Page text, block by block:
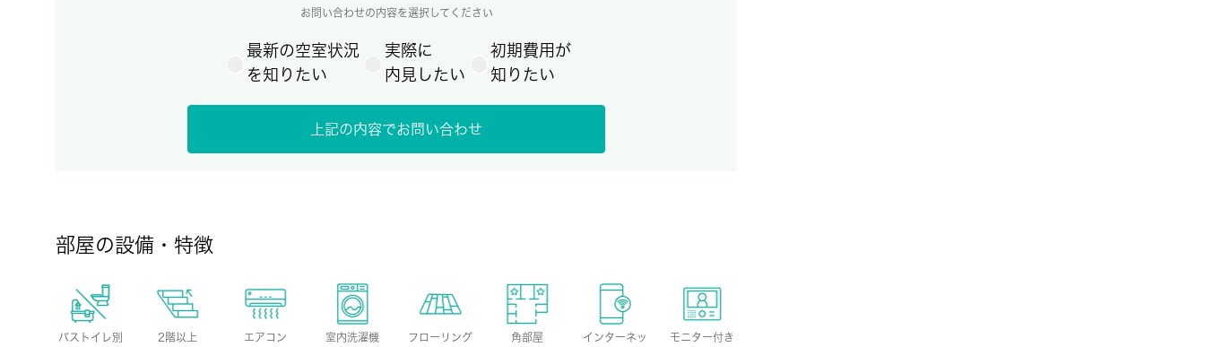
お問い合わせの内容を選択してください
最新の空室状況
を知りたい
実際に
内見したい
初期費用が
知りたい
上記の内容でお問い合わせ
部屋の設備・特徴
バストイレ別 2階以上 エアコン
室内洗濯機
フローリング 角部屋
インターネッ
モニター付き